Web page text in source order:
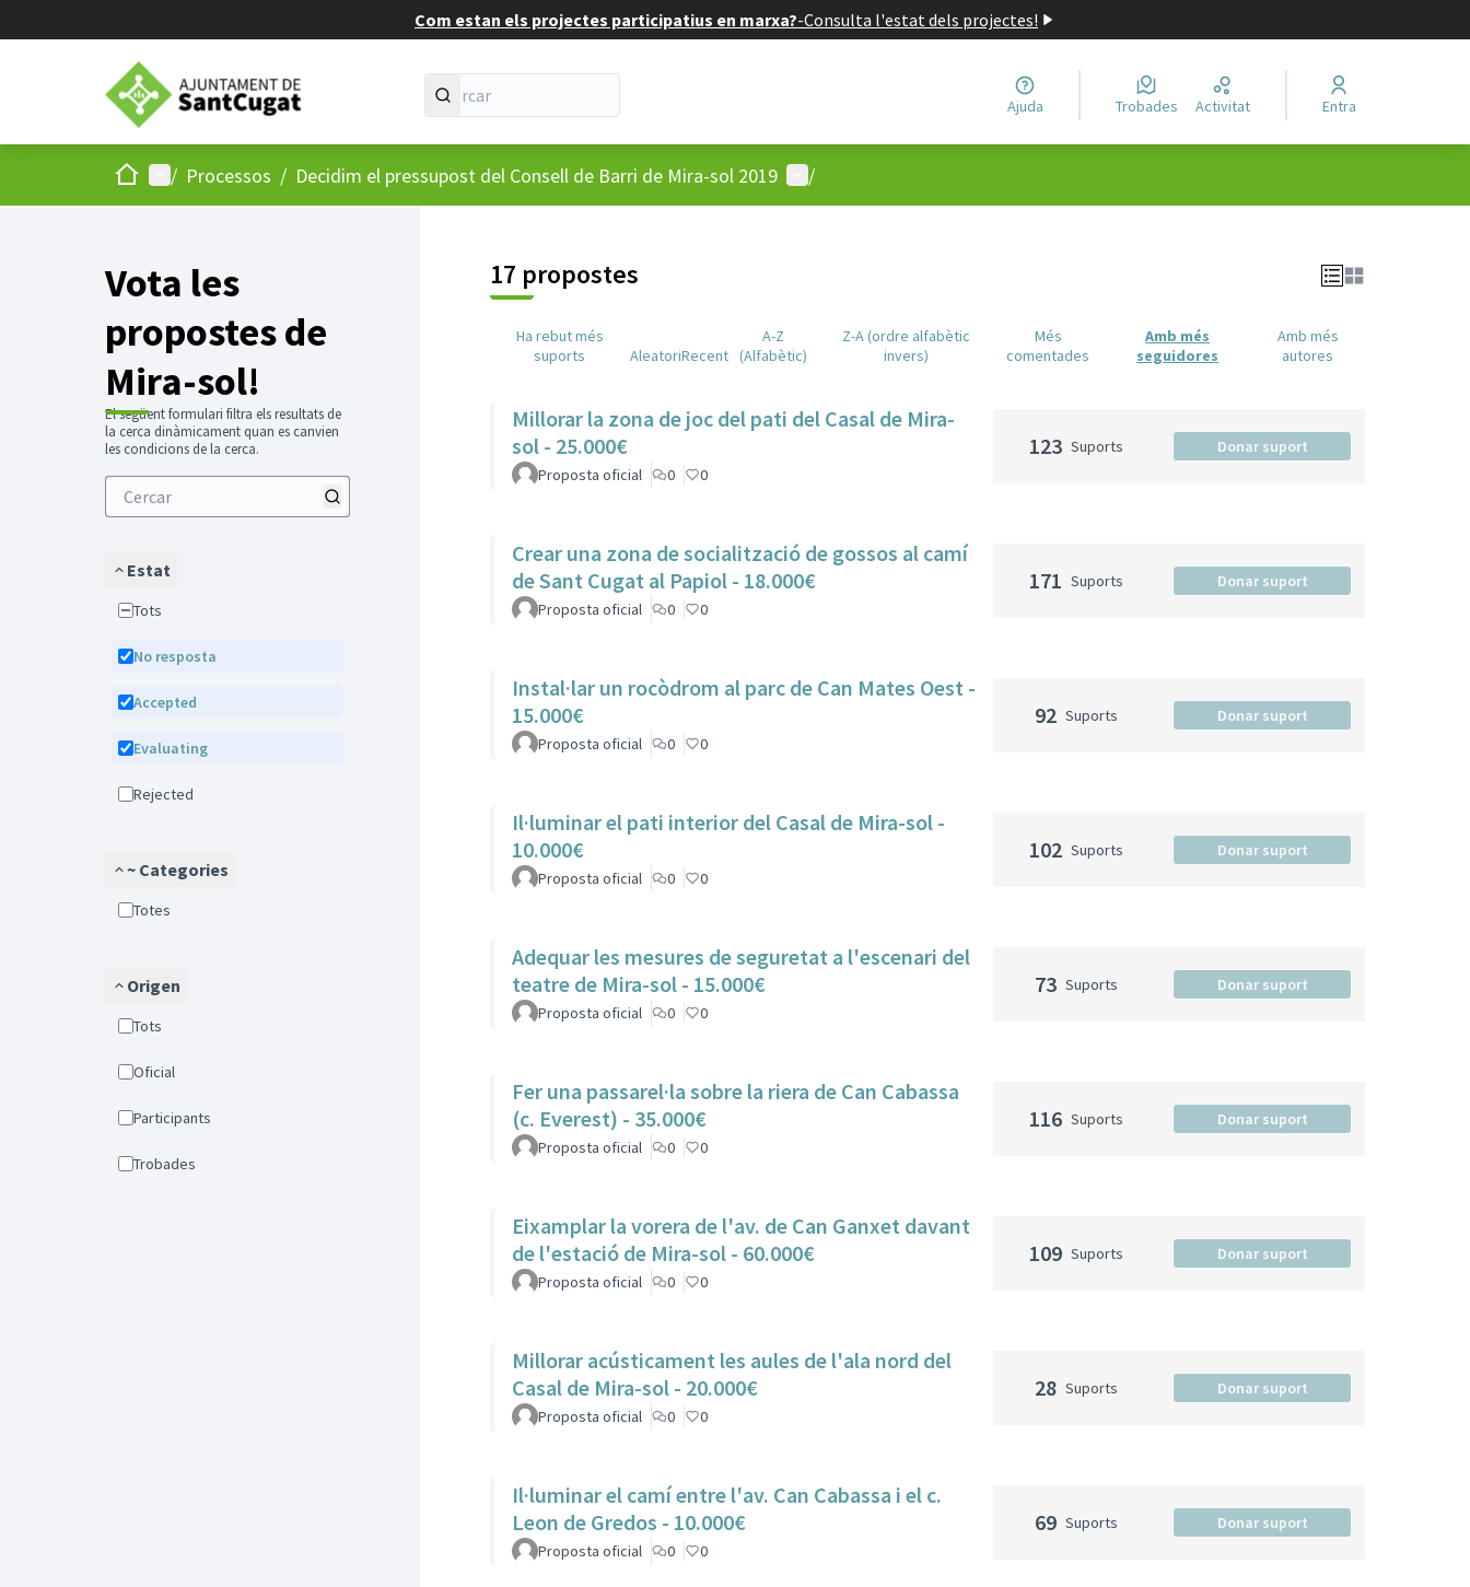
Com estan els projectes participatius en marxa?-Consulta l'estat dels projectes!
Ajuda Trobades Activitat Entra
Inici Menú principal
/ Processos / Decidim el pressupost del Consell de Barri de Mira-sol 2019 Menú d'usuari
/
Vota les
propostes de
Mira-sol!
El següent formulari filtra els resultats de
la cerca dinàmicament quan es canvien
les condicions de la cerca.
Estat
Tots
No resposta
Accepted
Evaluating
Rejected
~ Categories
Totes
Origen
Tots
Oficial
Participants
Trobades
17 propostes
Ha rebut més
suports
AleatoriRecent
A-Z
(Alfabètic)
Z-A (ordre alfabètic
invers)
Més
comentades
Amb més
seguidores
Amb més
autores
Millorar la zona de joc del pati del Casal de Mira-
sol - 25.000€
Proposta oficial 0 0
123 Suports Donar suport
Crear una zona de socialització de gossos al camí
de Sant Cugat al Papiol - 18.000€
Proposta oficial 0 0
171 Suports Donar suport
Instal·lar un rocòdrom al parc de Can Mates Oest -
15.000€
Proposta oficial 0 0
92 Suports Donar suport
Il·luminar el pati interior del Casal de Mira-sol -
10.000€
Proposta oficial 0 0
102 Suports Donar suport
Adequar les mesures de seguretat a l'escenari del
teatre de Mira-sol - 15.000€
Proposta oficial 0 0
73 Suports Donar suport
Fer una passarel·la sobre la riera de Can Cabassa
(c. Everest) - 35.000€
Proposta oficial 0 0
116 Suports Donar suport
Eixamplar la vorera de l'av. de Can Ganxet davant
de l'estació de Mira-sol - 60.000€
Proposta oficial 0 0
109 Suports Donar suport
Millorar acústicament les aules de l'ala nord del
Casal de Mira-sol - 20.000€
Proposta oficial 0 0
28 Suports Donar suport
Il·luminar el camí entre l'av. Can Cabassa i el c.
Leon de Gredos - 10.000€
Proposta oficial 0 0
69 Suports Donar suport